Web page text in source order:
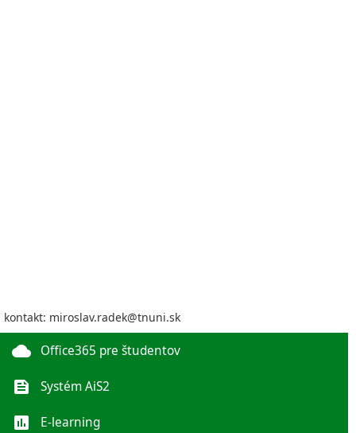
kontakt: miroslav.radek@tnuni.sk
cloud Office365 pre študentov
feed Systém AiS2
poll E-learning